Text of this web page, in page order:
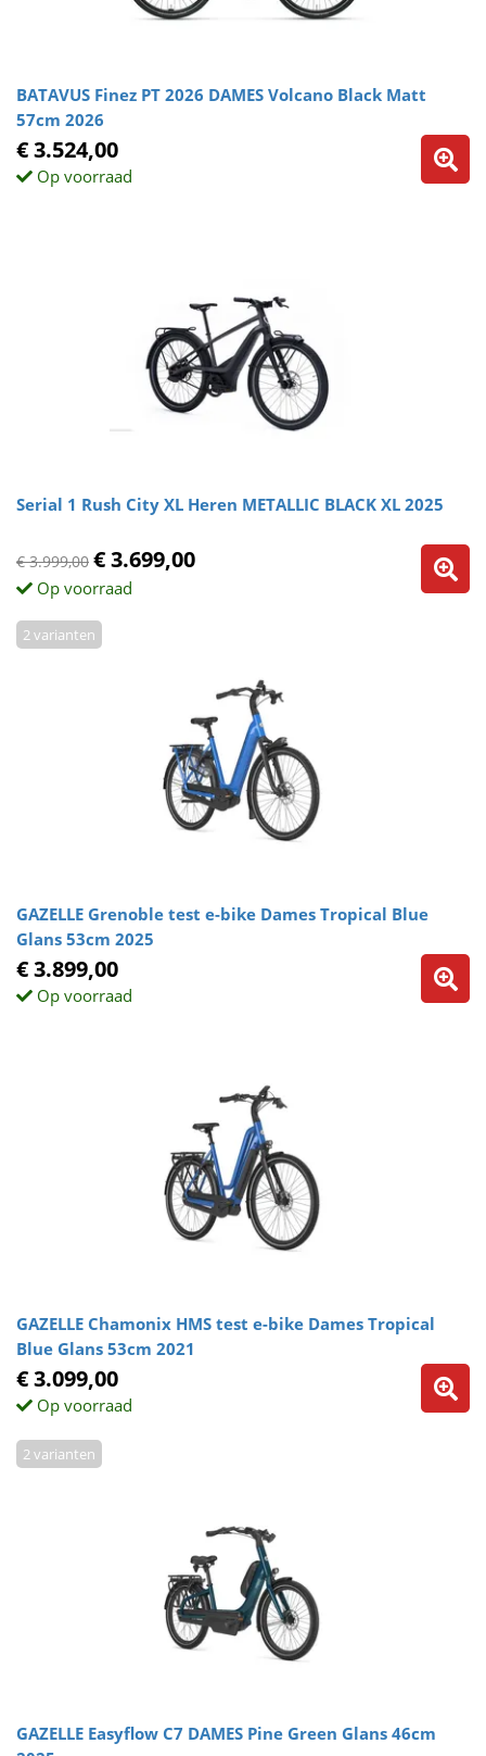
BATAVUS Finez PT 2026 DAMES Volcano Black Matt
57cm 2026
€ 3.524,00
Op voorraad
Serial 1 Rush City XL Heren METALLIC BLACK XL 2025
€ 3.999,00 € 3.699,00
Op voorraad
GAZELLE Grenoble test e-bike Dames Tropical Blue
Glans 53cm 2025
2 varianten
€ 3.899,00
Op voorraad
GAZELLE Chamonix HMS test e-bike Dames Tropical
Blue Glans 53cm 2021
€ 3.099,00
Op voorraad
GAZELLE Easyflow C7 DAMES Pine Green Glans 46cm
2 varianten